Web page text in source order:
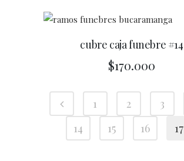
cubre caja funebre #14
$170.000
1 2 3
14
15 16 17